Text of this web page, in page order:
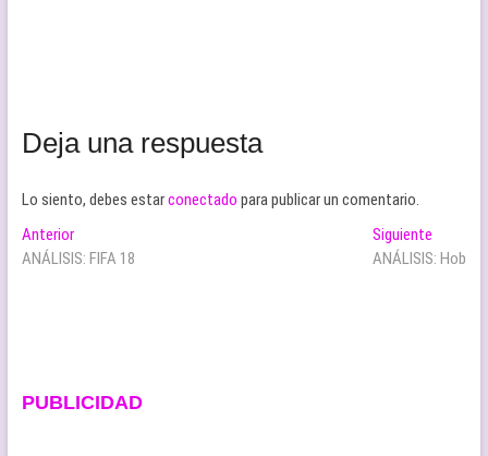
Deja una respuesta
Lo siento, debes estarconectado para publicar un comentario.
Navegación
de
AnteriorEntrada
anterior:
ANÁLISIS: FIFA 18
Siguiente
ANÁLISIS: Hob
PUBLICIDAD